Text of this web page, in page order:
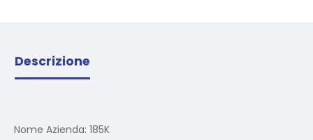
Descrizione
Nome Azienda: 185K